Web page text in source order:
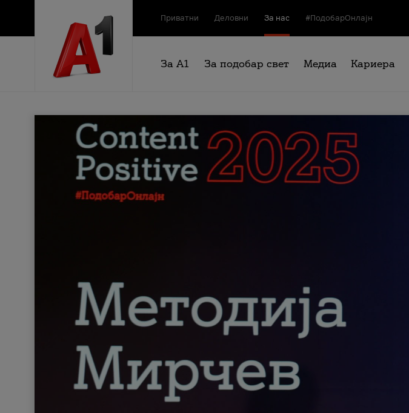
Приватни Деловни За нас #ПодобарОнлајн
За А1 За подобар свет Медиа Кариера